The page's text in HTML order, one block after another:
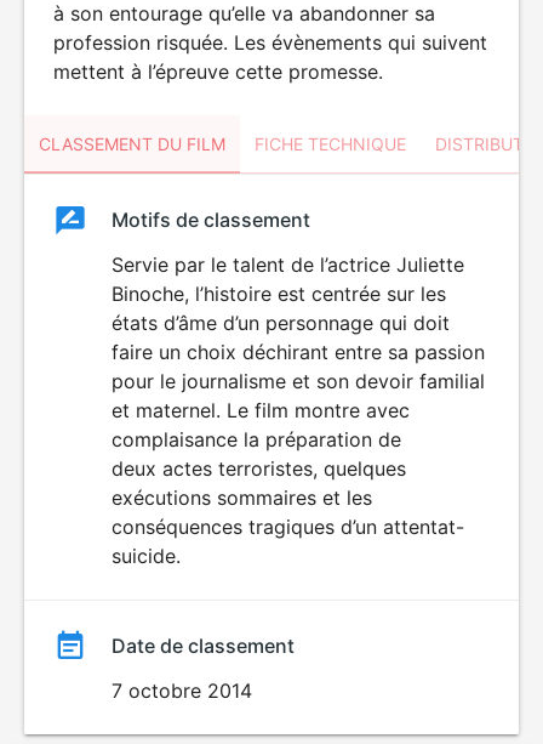
à son entourage qu’elle va abandonner sa
profession risquée. Les évènements qui suivent
mettent à l’épreuve cette promesse.
CLASSEMENT DU FILM FICHE TECHNIQUE
ClassementClassement
Motifs de classement
Servie par le talent de l’actrice Juliette
Binoche, l’histoire est centrée sur les
états d’âme d’un personnage qui doit
faire un choix déchirant entre sa passion
pour le journalisme et son devoir familial
et maternel. Le film montre avec
complaisance la préparation de
deux actes terroristes, quelques
exécutions sommaires et les
conséquences tragiques d’un attentat-
suicide.
Date de classement
7 octobre 2014